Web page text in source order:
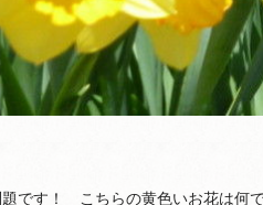
題です！ こちらの黄色いお花は何